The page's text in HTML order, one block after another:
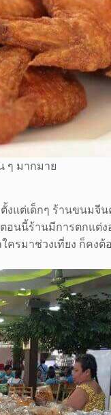
ๆ มากมาย
ต่เด็กๆ ร้านขนมจี
อนนี้ร้านมีการตกแต่
ครมาช่วงเที่ยง ก็ค